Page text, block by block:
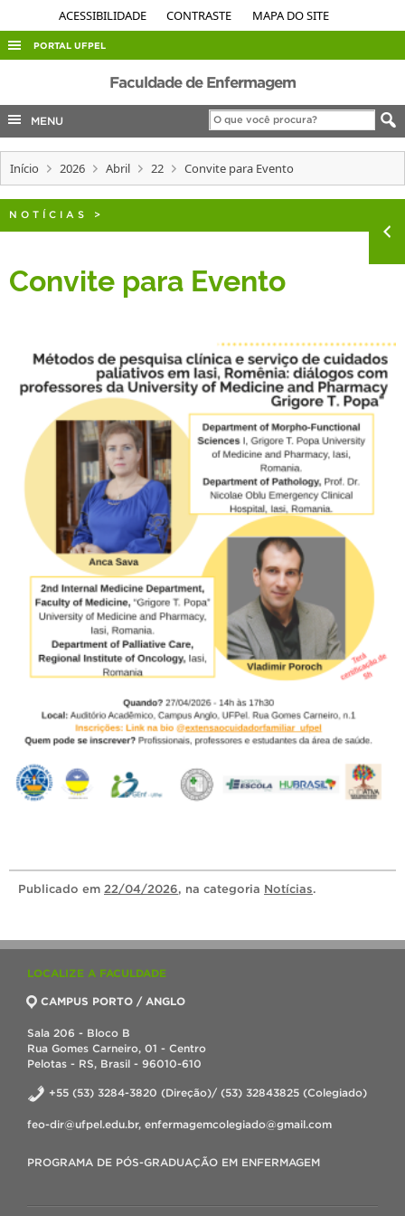
ACESSIBILIDADE CONTRASTE MAPA DO SITE
PORTAL UFPEL
ACESSO À INFORMAÇÃO
AUDITORIA
COBALTO
CONCURSOS
EDITAIS
INTERNACIONAL
PORTARIAS
Faculdade de Enfermagem
MENU
Início 2026 Abril 22 Convite para Evento
NOTÍCIAS >
Convite para Evento
Publicado em 22/04/2026, na categoria Notícias.
LOCALIZE A FACULDADE
CAMPUS PORTO / ANGLO
Sala 206 - Bloco B
Rua Gomes Carneiro, 01 - Centro
Pelotas - RS, Brasil - 96010-610
+55 (53) 3284-3820 (Direção)/ (53) 32843825 (Colegiado)
feo-dir@ufpel.edu.br, enfermagemcolegiado@gmail.com
PROGRAMA DE PÓS-GRADUAÇÃO EM ENFERMAGEM